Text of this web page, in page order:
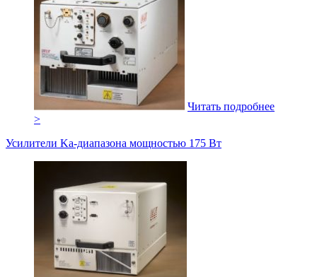
Читать подробнее
>
Усилители Ka-диапазона мощностью 175 Вт